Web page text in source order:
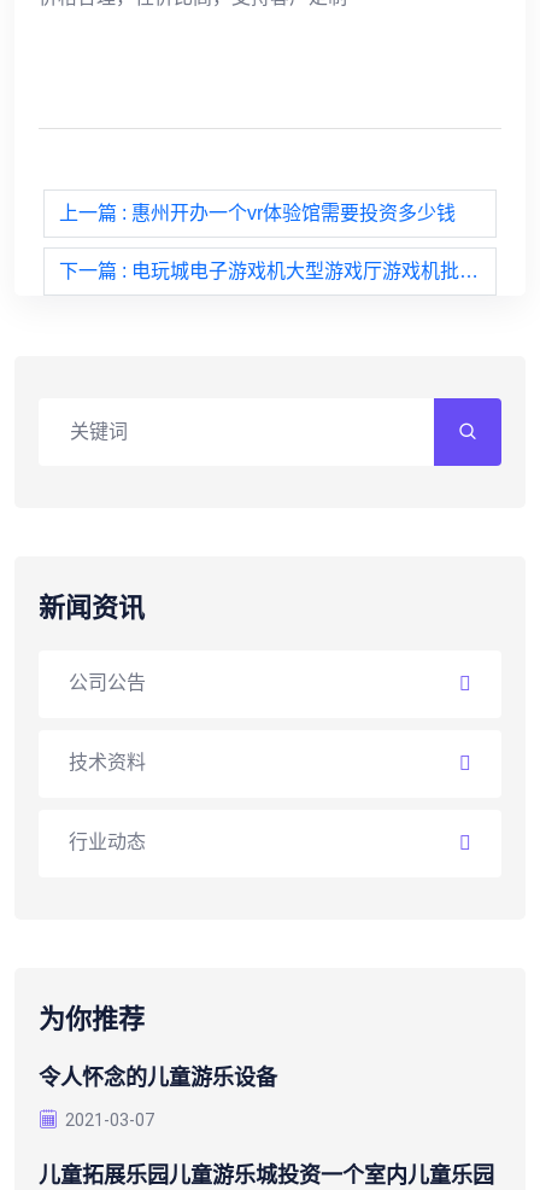
上一篇 : 惠州开办一个vr体验馆需要投资多少钱
下一篇 : 电玩城电子游戏机大型游戏厅游戏机批发设备有哪一些？
新闻资讯
公司公告
技术资料
行业动态
为你推荐
令人怀念的儿童游乐设备
2021-03-07
儿童拓展乐园儿童游乐城投资一个室内儿童乐园